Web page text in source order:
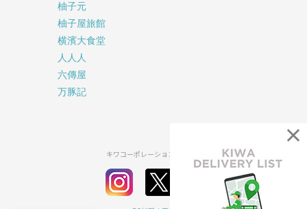
柚子元
柚子屋旅館
横濱大食堂
人人人
六傳屋
万豚記
キワコーポレーション公式SNS
×